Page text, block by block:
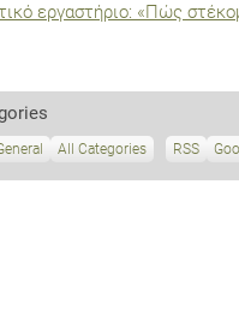
εργαστήριο: «Πώς
All Categories RSS
S